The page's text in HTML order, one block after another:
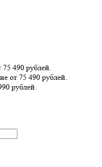
75 490 рублей.
от 75 490 рублей.
рублей.